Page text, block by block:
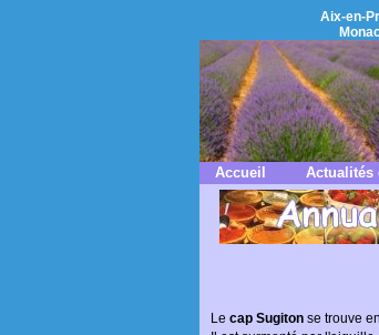
Aix-en-
Accueil Actualités
Le cap Sugitonse trouve